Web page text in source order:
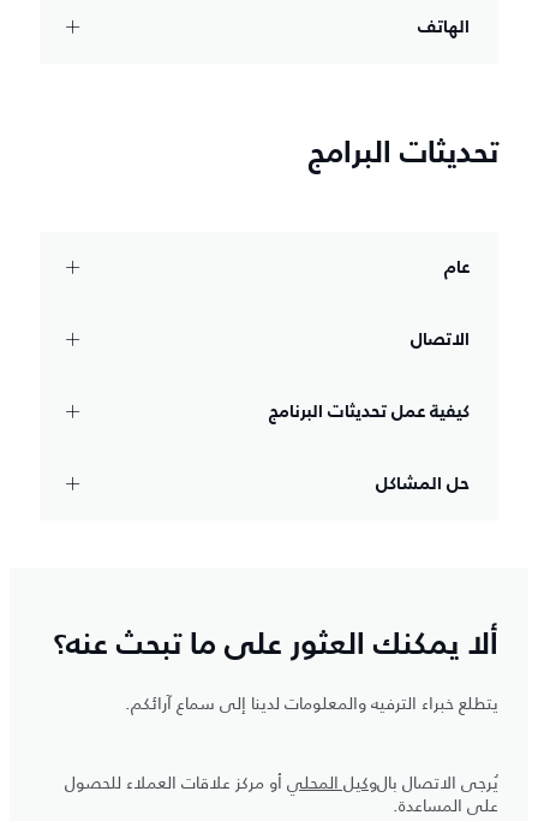
الهاتف
تحديثات البرامج
عام
الاتصال
كيفية عمل تحديثات البرنامج
حل المشاكل
ألا يمكنك العثور على ما تبحث عنه؟
يتطلع خبراء الترفيه والمعلومات لدينا إلى سماع آرائكم.
يُرجى الاتصال بالوكيل المحلي أو مركز علاقات العملاء للحصول
على المساعدة.